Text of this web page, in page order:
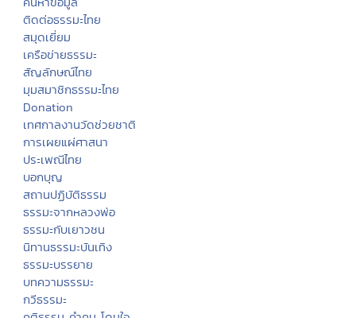
ติดต่อธรรมะไทย
สมุดเยี่ยม
เครือข่ายธรรมะ
สัญลักษณ์ไทย
มุมสมาชิกธรรมะไทย
Donation
เทศกาลงานวัดช่วยชาติ
การเผยแผ่ศาสนา
ประเพณีไทย
บอกบุญ
สถานปฏิบัติธรรม
ธรรมะจากหลวงพ่อ
ธรรมะกับเยาวชน
นิทานธรรมะบันเทิง
ธรรมะบรรยาย
บทความธรรมะ
กวีธรรมะ